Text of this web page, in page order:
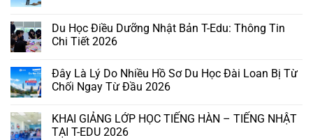
Du Học Điều Dưỡng Nhật Bản T-Edu: Thông Tin
Chi Tiết 2026
Đây Là Lý Do Nhiều Hồ Sơ Du Học Đài Loan Bị Từ
Chối Ngay Từ Đầu 2026
KHAI GIẢNG LỚP HỌC TIẾNG HÀN – TIẾNG NHẬT
TẠI T-EDU 2026